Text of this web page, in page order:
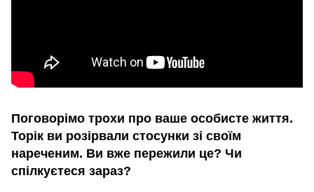
Поговорімо трохи про ваше особисте життя.
Торік ви розірвали стосунки зі своїм
нареченим. Ви вже пережили це? Чи
спілкуєтеся зараз?